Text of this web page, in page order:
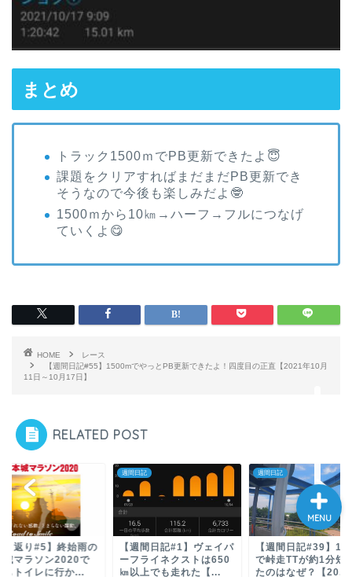
まとめ
トラック1500ｍでPB更新できたよ😇
課題をクリアすればまだまだPB更新でき
そうなので今後も楽しみだよ🤓
1500ｍから10㎞→ハーフ→フルにつなげ
ていくよ😋
HOME
レース
【週間日記#55】1500mでやっとPB更新できたよ！四度目の正直【2021年10月
11日～10月17日】
RELATED POST
間日記#1】ヴェイパ
ライネクストは650
上でも走れた【...
週間日記
【週間日記#39】1週間
で峠走TTが約1分短縮し
たのはなぜ？【20...
週間日記
【週間日記#33】下
知らず抜歯したから
休んだよ【2021年...
MENU
TOP
プロフィール
振り返り
旅ラン